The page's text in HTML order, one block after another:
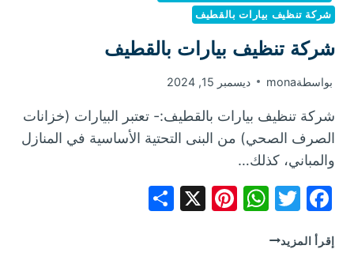
شركة تنظيف بيارات بالقطيف
شركة تنظيف بيارات بالقطيف
بواسطةmona ديسمبر 15, 2024
شركة تنظيف بيارات بالقطيف:- تعتبر البيارات (خزانات
الصرف الصحي) من البنى التحتية الأساسية في المنازل
والمباني، كذلك…
Facebook
Twitter
WhatsApp
Pinterest
X
إقرأ المزيدشركة